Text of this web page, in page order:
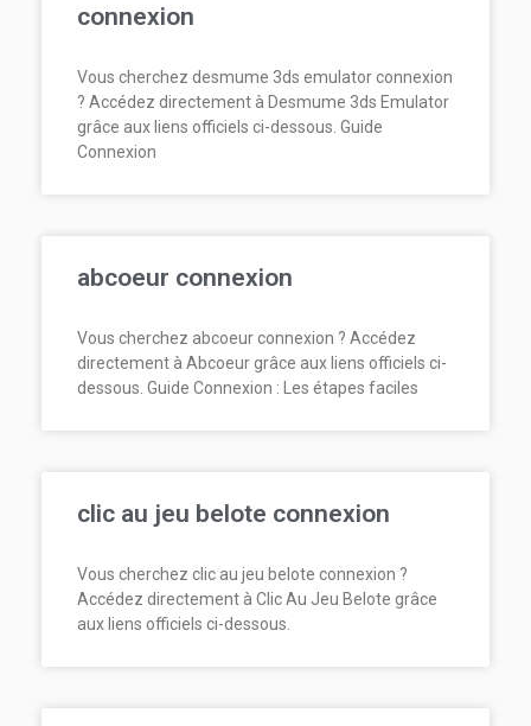
connexion
Vous cherchez desmume 3ds emulator connexion
? Accédez directement à Desmume 3ds Emulator
grâce aux liens officiels ci-dessous. Guide
Connexion
abcoeur connexion
Vous cherchez abcoeur connexion ? Accédez
directement à Abcoeur grâce aux liens officiels ci-
dessous. Guide Connexion : Les étapes faciles
clic au jeu belote connexion
Vous cherchez clic au jeu belote connexion ?
Accédez directement à Clic Au Jeu Belote grâce
aux liens officiels ci-dessous.